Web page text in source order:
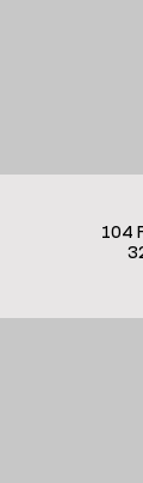
104